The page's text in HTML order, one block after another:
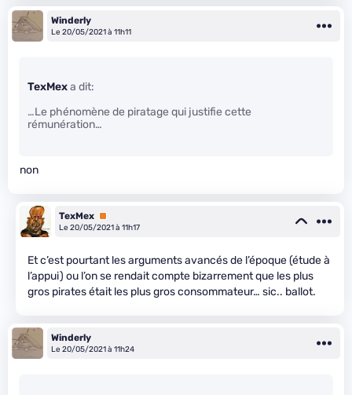
Winderly
Le 20/05/2021 à 11h11
TexMexa dit:
…Le phénomène de piratage qui justifie cette
rémunération…
non
TexMex Premium
Le 20/05/2021 à 11h17
Et c’est pourtant les arguments avancés de l’époque (étude à
l’appui) ou l’on se rendait compte bizarrement que les plus
gros pirates était les plus gros consommateur… sic.. ballot.
Winderly
Le 20/05/2021 à 11h24